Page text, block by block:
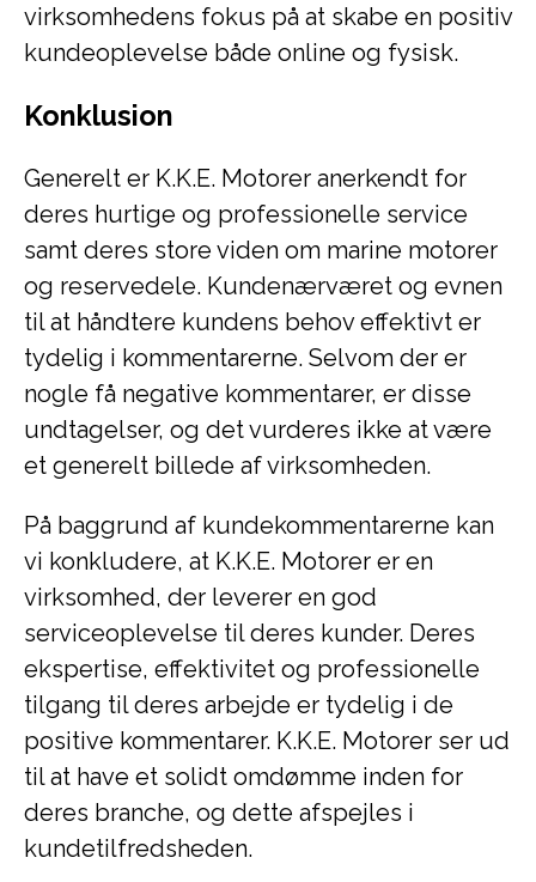
virksomhedens fokus på at skabe en positiv
kundeoplevelse både online og fysisk.
Konklusion
Generelt er K.K.E. Motorer anerkendt for
deres hurtige og professionelle service
samt deres store viden om marine motorer
og reservedele. Kundenærværet og evnen
til at håndtere kundens behov effektivt er
tydelig i kommentarerne. Selvom der er
nogle få negative kommentarer, er disse
undtagelser, og det vurderes ikke at være
et generelt billede af virksomheden.
På baggrund af kundekommentarerne kan
vi konkludere, at K.K.E. Motorer er en
virksomhed, der leverer en god
serviceoplevelse til deres kunder. Deres
ekspertise, effektivitet og professionelle
tilgang til deres arbejde er tydelig i de
positive kommentarer. K.K.E. Motorer ser ud
til at have et solidt omdømme inden for
deres branche, og dette afspejles i
kundetilfredsheden.